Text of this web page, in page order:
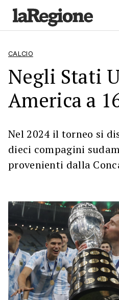
CALCIO
Negli Stati
America a
Nel 2024 il torneo si
dieci compagini
provenienti dalla